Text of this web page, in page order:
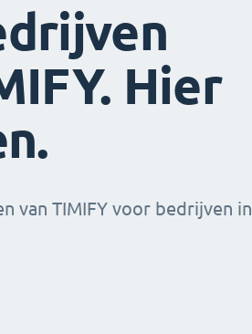
Hier
van TIMIFY voor bedrijven in